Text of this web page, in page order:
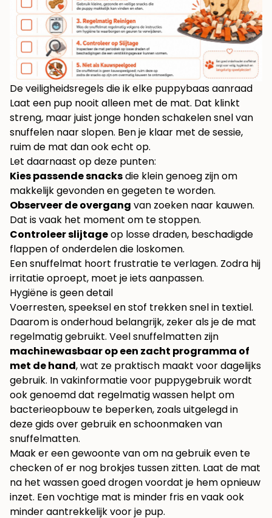
De veiligheidsregels die ik elke puppybaas aanraad
Laat een pup nooit alleen met de mat. Dat klinkt
streng, maar juist jonge honden schakelen snel van
snuffelen naar slopen. Ben je klaar met de sessie,
ruim de mat dan ook echt op.
Let daarnaast op deze punten:
Kies passende snacksdie klein genoeg zijn om
makkelijk gevonden en gegeten te worden.
Observeer de overgang van zoeken naar kauwen.
Dat is vaak het moment om te stoppen.
Controleer slijtageop losse draden, beschadigde
flappen of onderdelen die loskomen.
Een snuffelmat hoort frustratie te verlagen. Zodra hij
irritatie oproept, moet je iets aanpassen.
Hygiëne is geen detail
Voerresten, speeksel en stof trekken snel in textiel.
Daarom is onderhoud belangrijk, zeker als je de mat
regelmatig gebruikt. Veel snuffelmatten zijn
machinewasbaar op een zacht programma of
met de hand, wat ze praktisch maakt voor dagelijks
gebruik. In vakinformatie voor puppygebruik wordt
ook genoemd dat regelmatig wassen helpt om
bacterieopbouw te beperken, zoals uitgelegd in
deze gids overgebruik en schoonmaken van
snuffelmatten.
Maak er een gewoonte van om na gebruik even te
checken of er nog brokjes tussen zitten. Laat de mat
na het wassen goed drogen voordat je hem opnieuw
inzet. Een vochtige mat is minder fris en vaak ook
minder aantrekkelijk voor je pup.